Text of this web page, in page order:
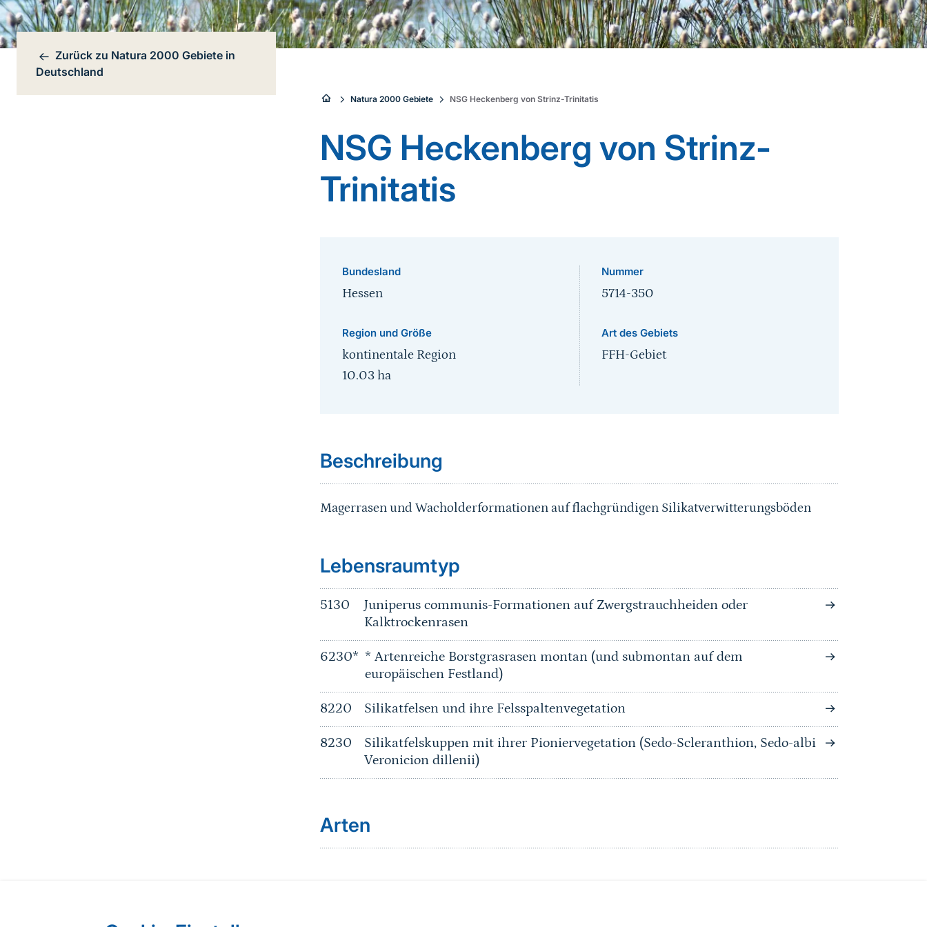
Bereichsnavigation
Zurück zu Natura 2000 Gebiete in
Deutschland
Sie
sind
hier:
Natura 2000 Gebiete NSG Heckenberg von Strinz-Trinitatis
NSG Heckenberg von Strinz-
Trinitatis
Bundesland
Hessen
Region und Größe
kontinentale Region
10.03ha
Nummer
5714-350
Art des Gebiets
FFH-Gebiet
Beschreibung
Magerrasen und Wacholderformationen auf flachgründigen Silikatverwitterungsböden
Sprungmarke
Lebensraumtyp
5130
Juniperus communis-Formationen auf Zwergstrauchheiden oder
Kalktrockenrasen
6230* * Artenreiche Borstgrasrasen montan (und submontan auf dem
europäischen Festland)
8220 Silikatfelsen und ihre Felsspaltenvegetation
8230
Silikatfelskuppen mit ihrer Pioniervegetation (Sedo-Scleranthion, Sedo-albi
Veronicion dillenii)
Arten